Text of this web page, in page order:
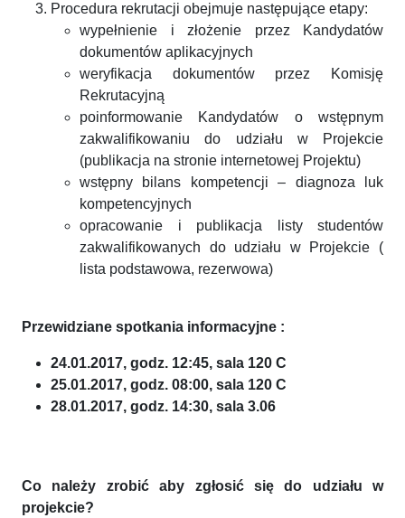
Procedura rekrutacji obejmuje następujące etapy:
wypełnienie i złożenie przez Kandydatów
dokumentów aplikacyjnych
weryfikacja dokumentów przez Komisję
Rekrutacyjną
poinformowanie Kandydatów o wstępnym
zakwalifikowaniu do udziału w Projekcie
(publikacja na stronie internetowej Projektu)
wstępny bilans kompetencji – diagnoza luk
kompetencyjnych
opracowanie i publikacja listy studentów
zakwalifikowanych do udziału w Projekcie (
lista podstawowa, rezerwowa)
Przewidziane spotkania informacyjne :
24.01.2017, godz. 12:45, sala 120 C
25.01.2017, godz. 08:00, sala 120 C
28.01.2017, godz. 14:30, sala 3.06
Co należy zrobić aby zgłosić się do udziału w
projekcie?